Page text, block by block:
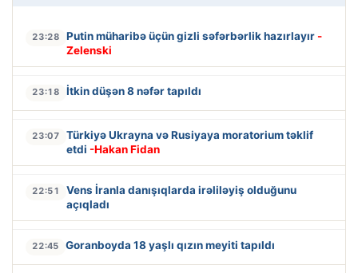
23:28 Putin müharibə üçün gizli səfərbərlik hazırlayır -
Zelenski
23:18 İtkin düşən 8 nəfər tapıldı
23:07
Türkiyə Ukrayna və Rusiyaya moratorium təklif
etdi -Hakan Fidan
22:51
Vens İranla danışıqlarda irəliləyiş olduğunu
açıqladı
22:45 Goranboyda 18 yaşlı qızın meyiti tapıldı